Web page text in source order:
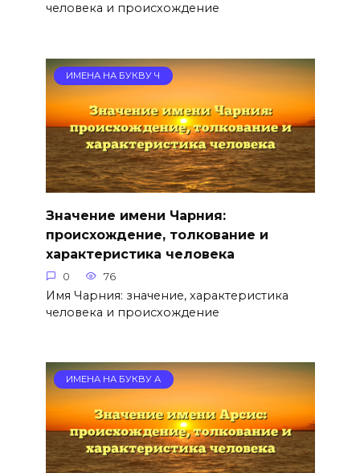
человека и происхождение
ИМЕНА НА БУКВУ Ч
Значение имени Чарния:
происхождение, толкование и
характеристика человека
0 76
Имя Чарния: значение, характеристика
человека и происхождение
ИМЕНА НА БУКВУ А